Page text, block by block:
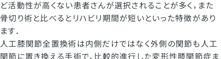
ど活動性が高くない患者さんが選択されることが多く，また
骨切り術と比べるとリハビリ期間が短いといった特徴があり
ます．
人工膝関節全置換術は内側だけではなく外側の関節も人工
関節に置き換える手術で，比較的進行した変形性膝関節症ま